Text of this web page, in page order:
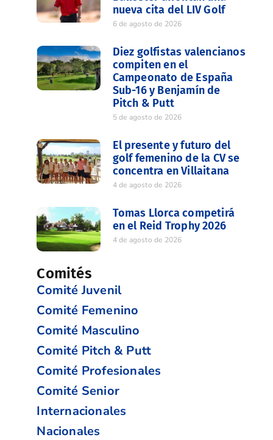
nueva cita del LIV Golf
6 de agosto de 2026
Diez golfistas valencianos
compiten en el
Campeonato de España
Sub-16 y Benjamín de
Pitch & Putt
5 de agosto de 2026
El presente y futuro del
golf femenino de la CV se
concentra en Villaitana
4 de agosto de 2026
Tomas Llorca competirá
en el Reid Trophy 2026
4 de agosto de 2026
Comités
Comité Juvenil
Comité Femenino
Comité Masculino
Comité Pitch & Putt
Comité Profesionales
Comité Senior
Internacionales
Nacionales